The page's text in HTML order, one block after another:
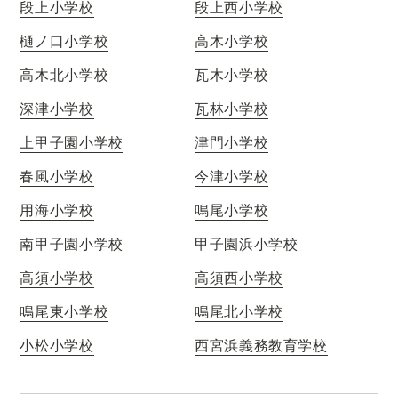
段上小学校
段上西小学校
樋ノ口小学校
高木小学校
高木北小学校
瓦木小学校
深津小学校
瓦林小学校
上甲子園小学校
津門小学校
春風小学校
今津小学校
用海小学校
鳴尾小学校
南甲子園小学校
甲子園浜小学校
高須小学校
高須西小学校
鳴尾東小学校
鳴尾北小学校
小松小学校
西宮浜義務教育学校